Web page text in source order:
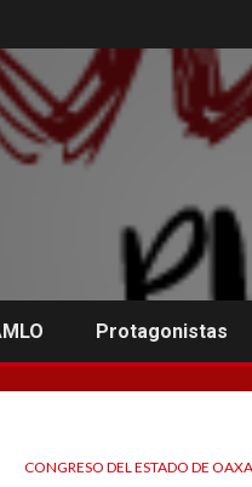
Protagonistas
CONGRESO DEL ESTADO DE